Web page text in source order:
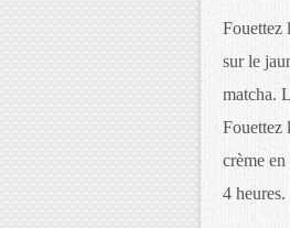
Fouettez
sur le
matcha.
Fouettez
crème
4 heures.